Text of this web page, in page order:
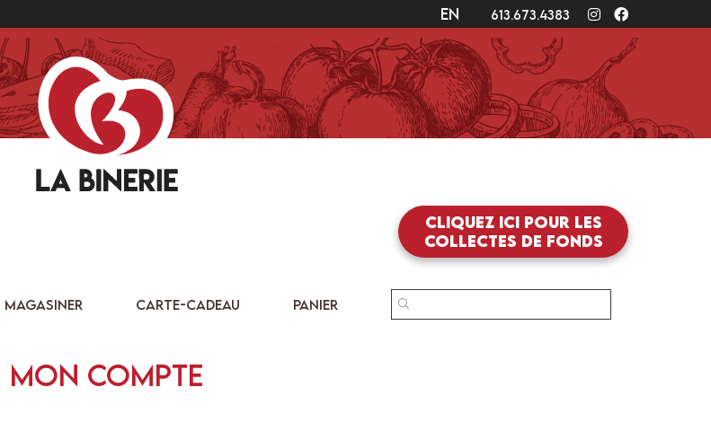
en 613.673.4383 InstagramFacebook
Cliquez ici pour les
collectes de fonds
MAGASINER CARTE-CADEAU PANIER
SEARCH
FOR:
Mon compte